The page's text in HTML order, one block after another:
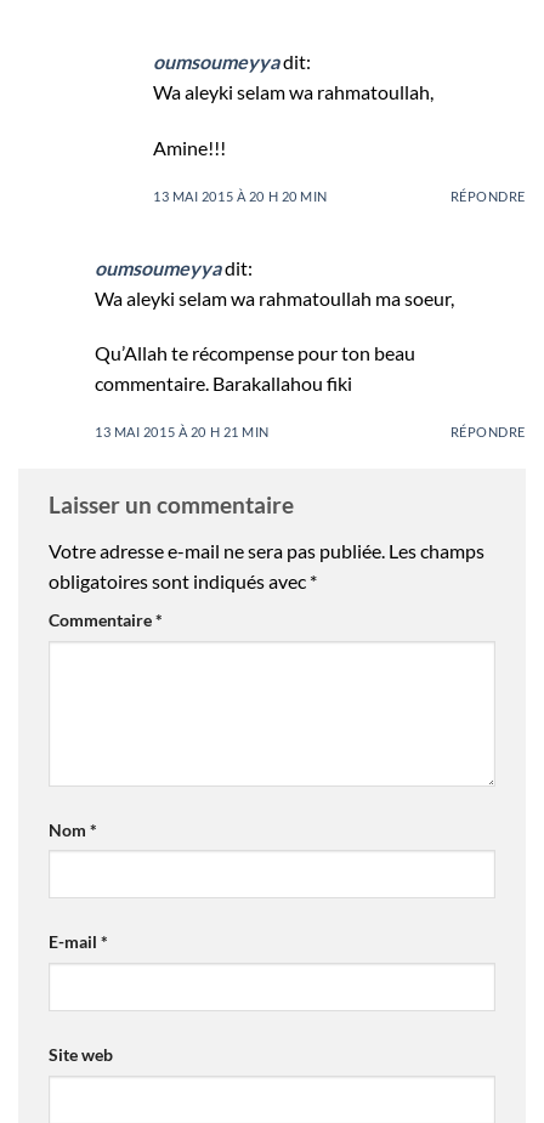
oumsoumeyyadit:
Wa aleyki selam wa rahmatoullah,
Amine!!!
13 MAI 2015 À 20 H 20 MIN RÉPONDRE
oumsoumeyyadit:
Wa aleyki selam wa rahmatoullah ma soeur,
Qu’Allah te récompense pour ton beau
commentaire. Barakallahou fiki
13 MAI 2015 À 20 H 21 MIN RÉPONDRE
Laisser un commentaire
Votre adresse e-mail ne sera pas publiée. Les champs
obligatoires sont indiqués avec *
Commentaire*
Nom *
E-mail *
Site web